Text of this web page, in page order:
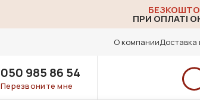
ПРИ ОПЛАТІ
О компанииДоставка
050 985 86 54
Перезвоните мне